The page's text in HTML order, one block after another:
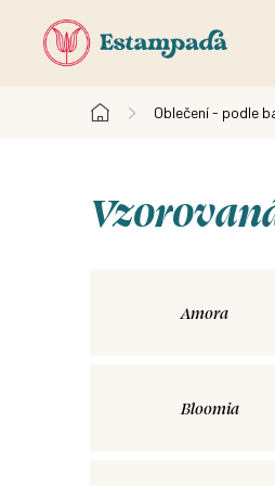
Domů
Oblečení - podle
Amora
Bloomia